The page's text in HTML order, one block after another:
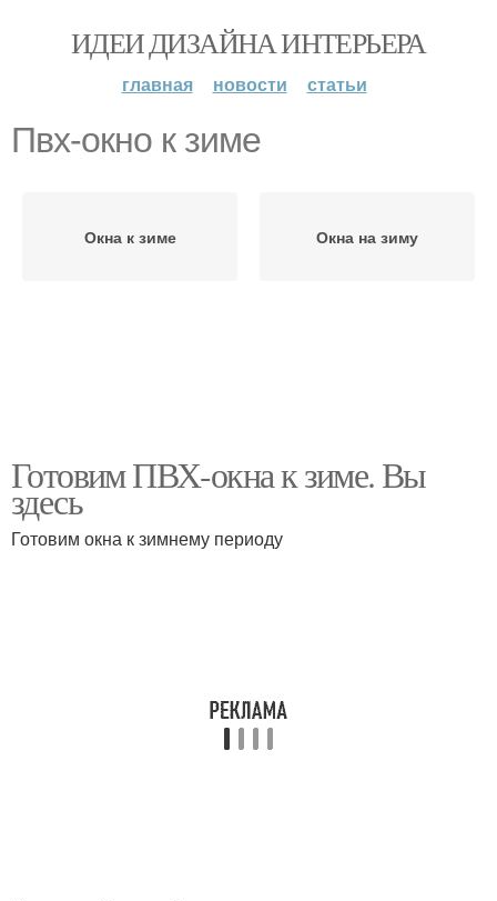
ИДЕИ ДИЗАЙНА ИНТЕРЬЕРА
главная новости статьи
Пвх-окно к зиме
Окна к зиме Окна на зиму
Готовим ПВХ-окна к зиме. Вы
здесь
Готовим окна к зимнему периоду